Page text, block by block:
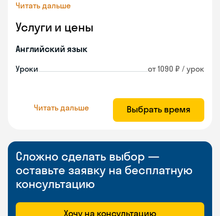
Читать дальше
Услуги и цены
Английский язык
Уроки от 1090 ₽ / урок
Читать дальше Выбрать время
Сложно сделать выбор —
оставьте заявку на бесплатную
консультацию
Хочу на консультацию